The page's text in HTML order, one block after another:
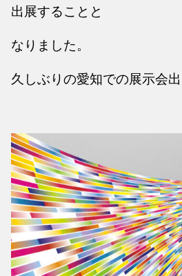
出展することと
なりました。
久しぶりの愛知での展示会出